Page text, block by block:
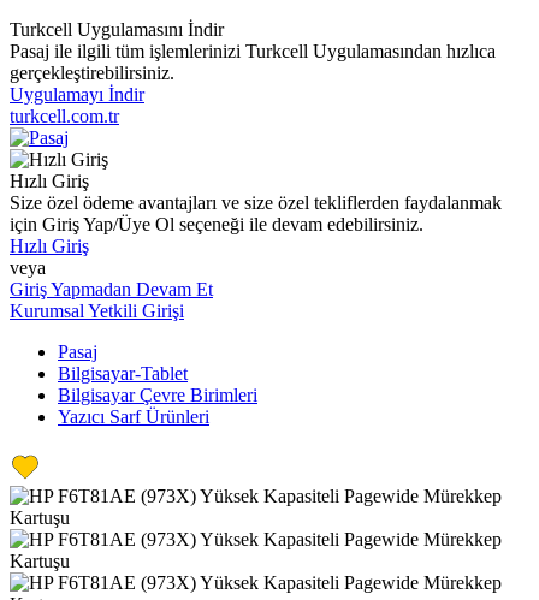
Turkcell Uygulamasını İndir
Pasaj ile ilgili tüm işlemlerinizi Turkcell Uygulamasından hızlıca
gerçekleştirebilirsiniz.
Uygulamayı İndir
turkcell.com.tr
Hızlı Giriş
Size özel ödeme avantajları ve size özel tekliflerden faydalanmak
için Giriş Yap/Üye Ol seçeneği ile devam edebilirsiniz.
Hızlı Giriş
veya
Giriş Yapmadan Devam Et
Kurumsal Yetkili Girişi
Pasaj
Bilgisayar-Tablet
Bilgisayar Çevre Birimleri
Yazıcı Sarf Ürünleri